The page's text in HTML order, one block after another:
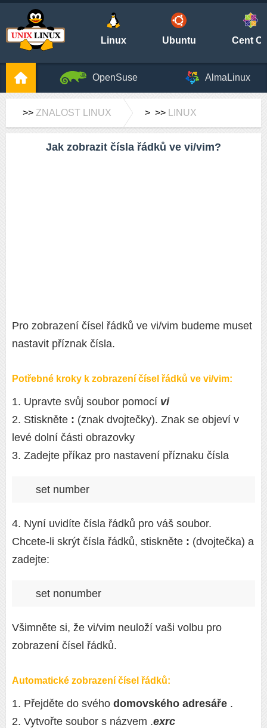
Linux Ubuntu Cent
OpenSuse AlmaLinux
>> ZNALOST LINUX > >> LINUX
Jak zobrazit čísla řádků ve vi/vim?
Pro zobrazení čísel řádků ve vi/vim budeme muset
nastavit příznak čísla.
Potřebné kroky k zobrazení čísel řádků ve vi/vim:
1. Upravte svůj soubor pomocí vi
2. Stiskněte : (znak dvojtečky). Znak se objeví v
levé dolní části obrazovky
3. Zadejte příkaz pro nastavení příznaku čísla
set number
4. Nyní uvidíte čísla řádků pro váš soubor.
Chcete-li skrýt čísla řádků, stiskněte : (dvojtečka) a
zadejte:
set nonumber
Všimněte si, že vi/vim neuloží vaši volbu pro
zobrazení čísel řádků.
Automatické zobrazení čísel řádků:
1. Přejděte do svého domovského adresáře .
2. Vytvořte soubor s názvem .exrc